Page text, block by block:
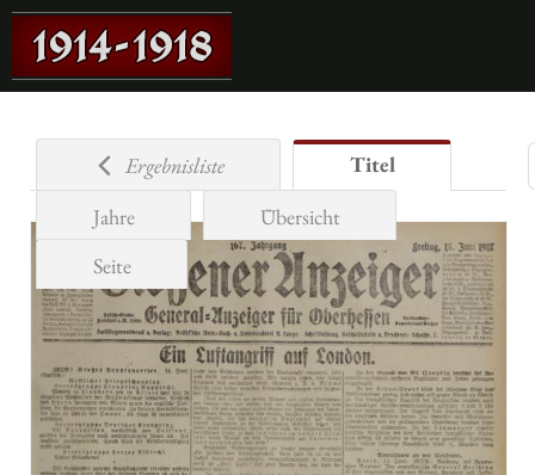
Ergebnisliste
Titel
Jahre
Übersicht
Seite